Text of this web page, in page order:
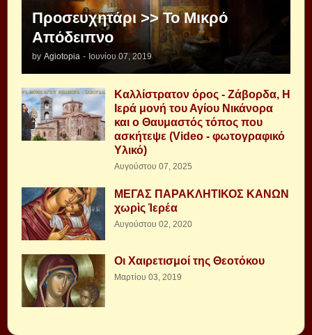
Προσευχητάρι >> Το Μικρό
Απόδειπνο
by Agiotopia - Ιουνίου 07, 2019
Καλλίστρατον όρος - Ζάβορδα, Η
Ιερά μονή του Αγίου Νικάνορα
και ο Θαυμαστός τόπος που
ασκήτεψε (Video - φωτογραφικό
Υλικό)
Αυγούστου 07, 2025
ΜΕΓΑΣ ΠΑΡΑΚΛΗΤΙΚΟΣ ΚΑΝΩΝ
χωρὶς Ἱερέα
Αυγούστου 02, 2020
Οι Χαιρετισμοί της Θεοτόκου
Μαρτίου 03, 2019